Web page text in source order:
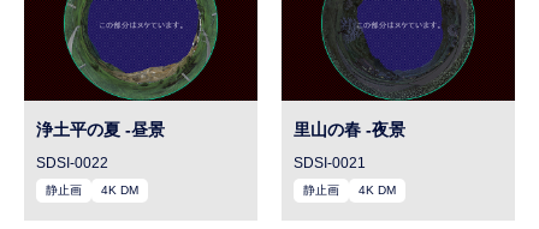
浄土平の夏 -昼景
SDSI-0022
静止画 4K DM
里山の春 -夜景
SDSI-0021
静止画 4K DM